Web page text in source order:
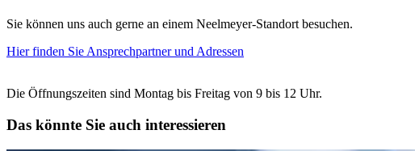
Sie können uns auch gerne an einem Neelmeyer-Standort besuchen.
Hier finden Sie Ansprechpartner und Adressen
Die Öffnungszeiten sind Montag bis Freitag von 9 bis 12 Uhr.
Das könnte Sie auch interessieren